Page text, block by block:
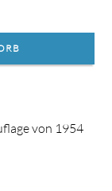
von 1954